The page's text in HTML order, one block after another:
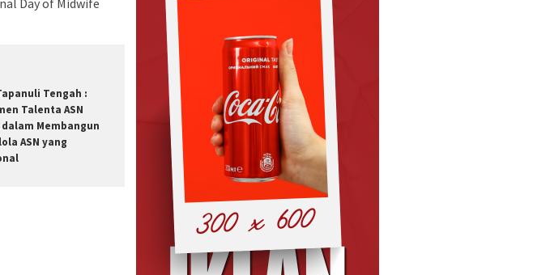
Day of Midwife
Tengah :
Talenta ASN
Membangun
ASN yang